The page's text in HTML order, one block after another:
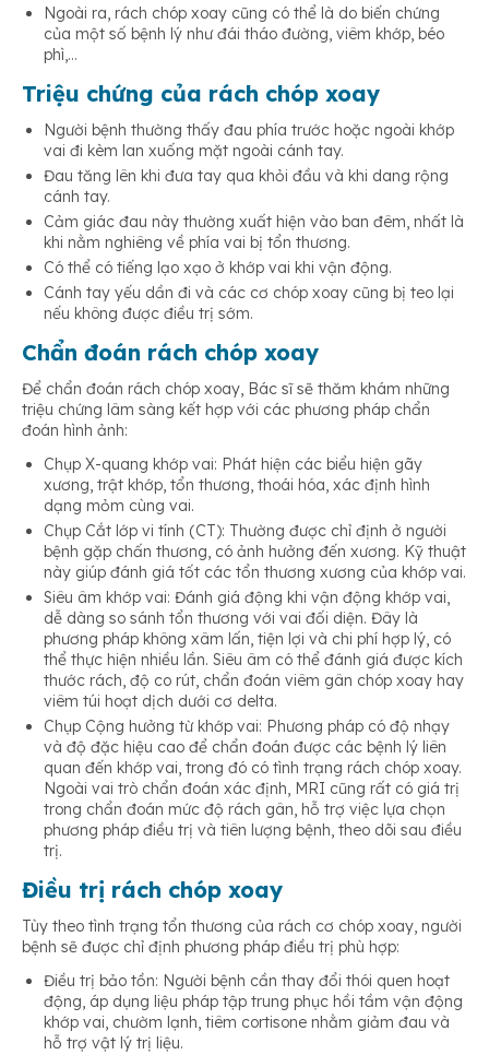
Ngoài ra, rách chóp xoay cũng có thể là do biến chứng
của một số bệnh lý như đái tháo đường, viêm khớp, béo
phì,…
Triệu chứng của rách chóp xoay
Người bệnh thường thấy đau phía trước hoặc ngoài khớp
vai đi kèm lan xuống mặt ngoài cánh tay.
Đau tăng lên khi đưa tay qua khỏi đầu và khi dang rộng
cánh tay.
Cảm giác đau này thường xuất hiện vào ban đêm, nhất là
khi nằm nghiêng về phía vai bị tổn thương.
Có thể có tiếng lạo xạo ở khớp vai khi vận động.
Cánh tay yếu dần đi và các cơ chóp xoay cũng bị teo lại
nếu không được điều trị sớm.
Chẩn đoán rách chóp xoay
Để chẩn đoán rách chóp xoay, Bác sĩ sẽ thăm khám những
triệu chứng lâm sàng kết hợp với các phương pháp chẩn
đoán hình ảnh:
Chụp X-quang khớp vai: Phát hiện các biểu hiện gãy
xương, trật khớp, tổn thương, thoái hóa, xác định hình
dạng mỏm cùng vai.
Chụp Cắt lớp vi tính (CT): Thường được chỉ định ở người
bệnh gặp chấn thương, có ảnh hưởng đến xương. Kỹ thuật
này giúp đánh giá tốt các tổn thương xương của khớp vai.
Siêu âm khớp vai: Đánh giá động khi vận động khớp vai,
dễ dàng so sánh tổn thương với vai đối diện. Đây là
phương pháp không xâm lấn, tiện lợi và chi phí hợp lý, có
thể thực hiện nhiều lần. Siêu âm có thể đánh giá được kích
thước rách, độ co rút, chẩn đoán viêm gân chóp xoay hay
viêm túi hoạt dịch dưới cơ delta.
Chụp Cộng hưởng từ khớp vai: Phương pháp có độ nhạy
và độ đặc hiệu cao để chẩn đoán được các bệnh lý liên
quan đến khớp vai, trong đó có tình trạng rách chóp xoay.
Ngoài vai trò chẩn đoán xác định, MRI cũng rất có giá trị
trong chẩn đoán mức độ rách gân, hỗ trợ việc lựa chọn
phương pháp điều trị và tiên lượng bệnh, theo dõi sau điều
trị.
Điều trị rách chóp xoay
Tùy theo tình trạng tổn thương của rách cơ chóp xoay, người
bệnh sẽ được chỉ định phương pháp điều trị phù hợp:
Điều trị bảo tồn: Người bệnh cần thay đổi thói quen hoạt
động, áp dụng liệu pháp tập trung phục hồi tầm vận động
khớp vai, chườm lạnh, tiêm cortisone nhằm giảm đau và
hỗ trợ vật lý trị liệu.